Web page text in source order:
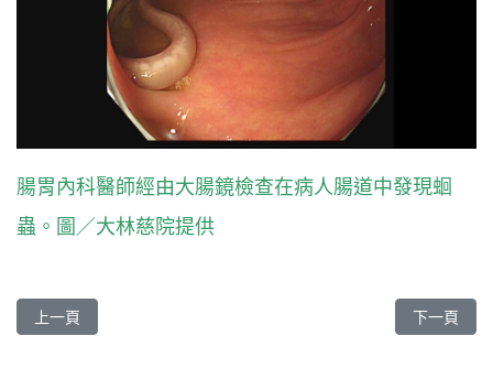
腸胃內科醫師經由大腸鏡檢查在病人腸道中發現蛔
蟲。圖／大林慈院提供
上一篇文章: 數錢數到「媽媽手」 體外震波擺脫疼痛《人醫心傳》
上一頁 下一篇文
下一頁